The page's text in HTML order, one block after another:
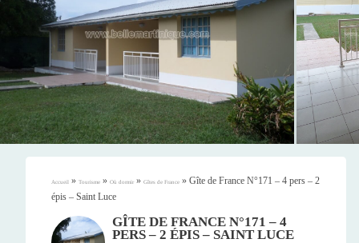
Accueil » Tourisme » Où dormir » Gîtes de France » Gîte de France N°171 – 4 pers – 2
épis – Saint Luce
GÎTE DE FRANCE N°171 – 4
PERS – 2 ÉPIS – SAINT LUCE